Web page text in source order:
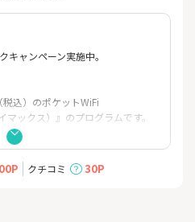
ャンペーン実施中。
込）のポケットWiFi
マックス）』のプログラムです。
ッシュバック。
ュバックのキャンペーンを実施中
クチコミ 30P